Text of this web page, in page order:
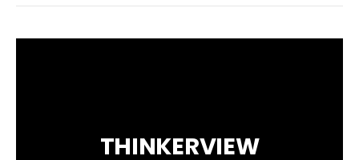
THINKERVIEW